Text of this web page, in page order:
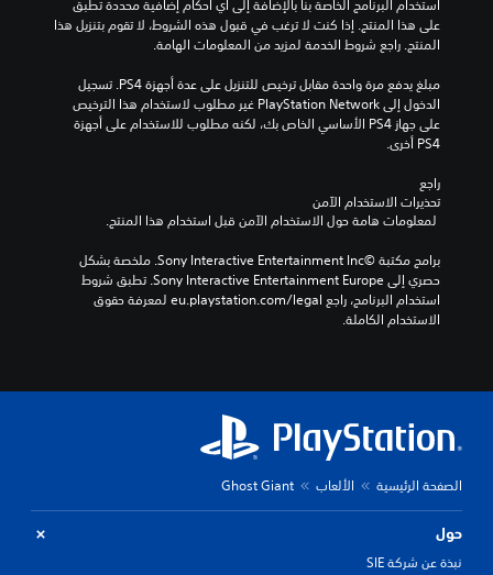
المنتج. راجع شروط الخدمة لمزيد من المعلومات الهامة.
PS4 أخرى.
راجع
تحذيرات الاستخدام الآمن
الاستخدام الكاملة.
الصفحة الرئيسية الألعاب Ghost Giant
حول
نبذة عن شركة SIE